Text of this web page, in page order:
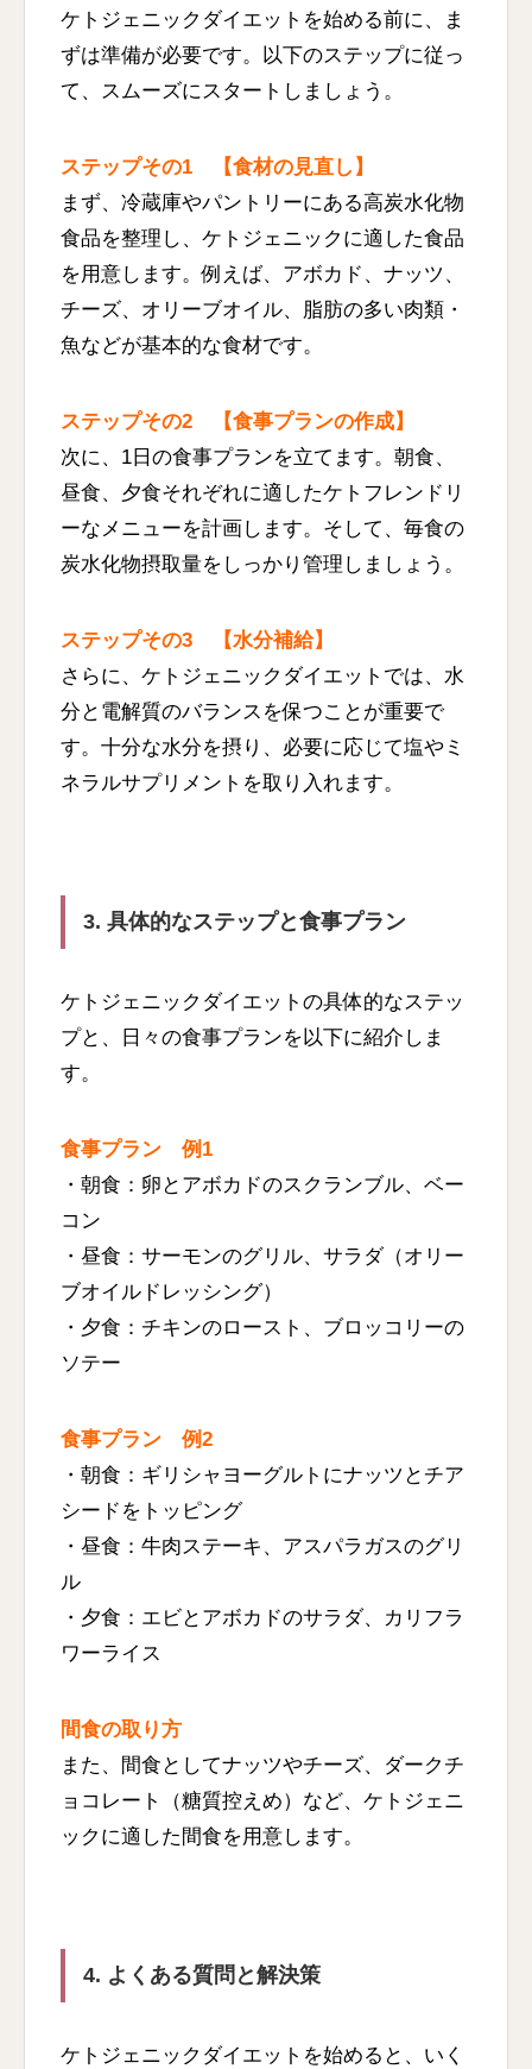
ケトジェニックダイエットを始める前に、ま
ずは準備が必要です。以下のステップに従っ
て、スムーズにスタートしましょう。
ステップその1 【食材の見直し】
まず、冷蔵庫やパントリーにある高炭水化物
食品を整理し、ケトジェニックに適した食品
を用意します。例えば、アボカド、ナッツ、
チーズ、オリーブオイル、脂肪の多い肉類・
魚などが基本的な食材です。
ステップその2 【食事プランの作成】
次に、1日の食事プランを立てます。朝食、
昼食、夕食それぞれに適したケトフレンドリ
ーなメニューを計画します。そして、毎食の
炭水化物摂取量をしっかり管理しましょう。
ステップその3 【水分補給】
さらに、ケトジェニックダイエットでは、水
分と電解質のバランスを保つことが重要で
す。十分な水分を摂り、必要に応じて塩やミ
ネラルサプリメントを取り入れます。
3. 具体的なステップと食事プラン
ケトジェニックダイエットの具体的なステッ
プと、日々の食事プランを以下に紹介しま
す。
食事プラン 例1
・朝食：卵とアボカドのスクランブル、ベー
コン
・昼食：サーモンのグリル、サラダ（オリー
ブオイルドレッシング）
・夕食：チキンのロースト、ブロッコリーの
ソテー
食事プラン 例2
・朝食：ギリシャヨーグルトにナッツとチア
シードをトッピング
・昼食：牛肉ステーキ、アスパラガスのグリ
ル
・夕食：エビとアボカドのサラダ、カリフラ
ワーライス
間食の取り方
また、間食としてナッツやチーズ、ダークチ
ョコレート（糖質控えめ）など、ケトジェニ
ックに適した間食を用意します。
4. よくある質問と解決策
ケトジェニックダイエットを始めると、いく